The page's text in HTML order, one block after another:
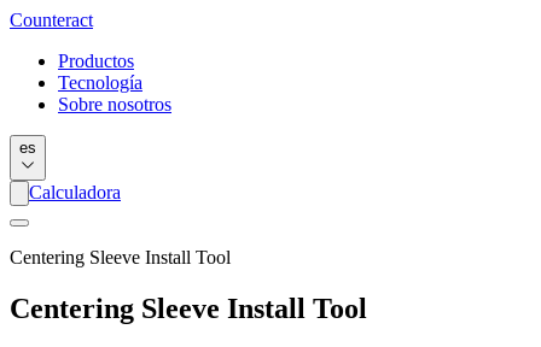
Counteract
Productos
Tecnología
Sobre nosotros
es
Calculadora
Centering Sleeve Install Tool
Centering Sleeve Install Tool